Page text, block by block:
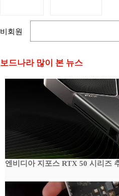
비회원
보드나라 많이 본 뉴스
엔비디아 지포스 RTX 50 시리즈